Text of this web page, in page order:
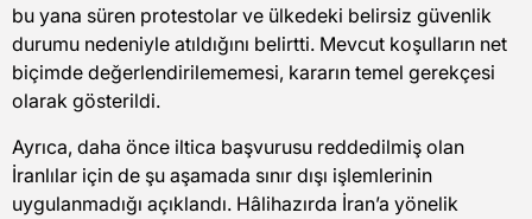
bu yana süren protestolar ve ülkedeki belirsiz güvenlik
durumu nedeniyle atıldığını belirtti. Mevcut koşulların net
biçimde değerlendirilememesi, kararın temel gerekçesi
olarak gösterildi.
Ayrıca, daha önce iltica başvurusu reddedilmiş olan
İranlılar için de şu aşamada sınır dışı işlemlerinin
uygulanmadığı açıklandı. Hâlihazırda İran’a yönelik